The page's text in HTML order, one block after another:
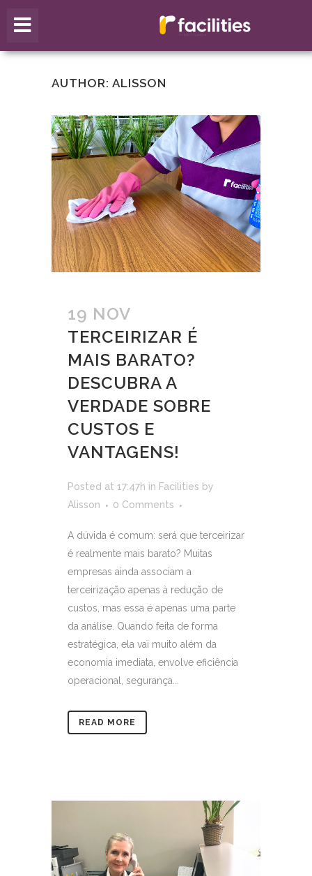
AUTHOR: ALISSON
19 NOV
TERCEIRIZAR É
MAIS BARATO?
DESCUBRA A
VERDADE SOBRE
CUSTOS E
VANTAGENS!
Posted at 17:47h in Facilities by
Alisson
0 Comments
A dúvida é comum: será que terceirizar
é realmente mais barato? Muitas
empresas ainda associam a
terceirização apenas à redução de
custos, mas essa é apenas uma parte
da análise. Quando feita de forma
estratégica, ela vai muito além da
economia imediata, envolve eficiência
operacional, segurança...
READ MORE